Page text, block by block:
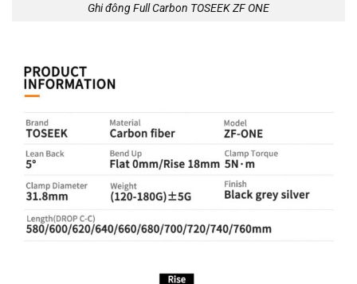
Ghi đông Full Carbon TOSEEK ZF ONE